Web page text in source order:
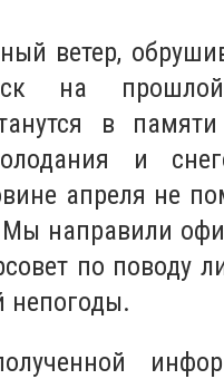
ветер,
на
в
и
апреля не
направили
по поводу
непогоды.